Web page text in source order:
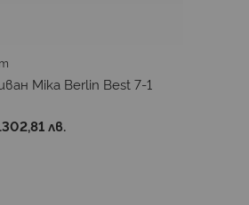
Mika Berlin Best 7-1
лв.